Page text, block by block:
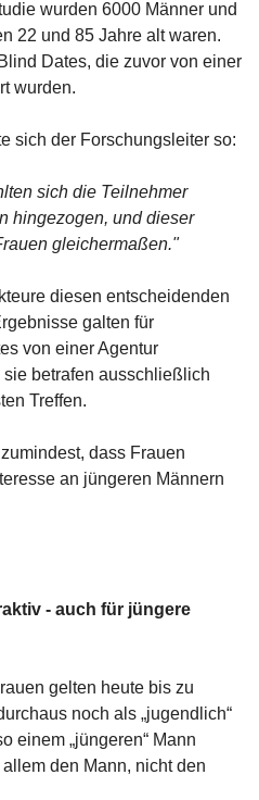
wurden 6000 Männer und
22 und 85 Jahre alt waren.
Dates, die zuvor von einer
wurden.
sich der Forschungsleiter so:
sich die Teilnehmer
hingezogen, und dieser
gleichermaßen."
diesen entscheidenden
galten für
von einer Agentur
betrafen ausschließlich
Treffen.
dass Frauen
an jüngeren Männern
- auch für jüngere
gelten heute bis zu
noch als „jugendlich“
einem „jüngeren“ Mann
den Mann, nicht den